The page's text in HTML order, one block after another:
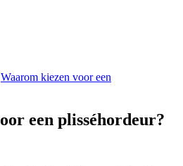
Waarom kiezen voor een
een plisséhordeur?